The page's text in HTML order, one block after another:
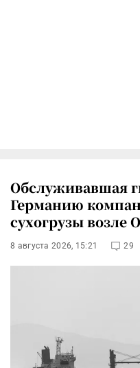
Обслуживавшая
Германию
сухогрузы возле
8 августа 2026, 15:21 29